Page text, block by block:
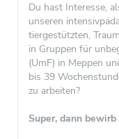
Du hast Interesse,
unseren
tiergestützten,
in Gruppen für
(UmF) in Meppen
bis 39
zu arbeiten?
Super, dann